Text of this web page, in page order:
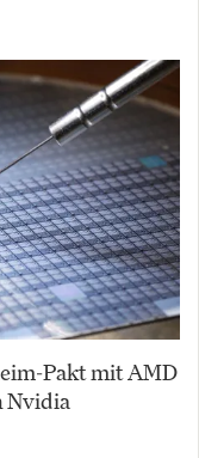
Pakt mit AMD
Nvidia